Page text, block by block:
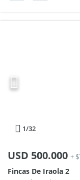
1/32
USD 500.000 +
Fincas De Iraola 2